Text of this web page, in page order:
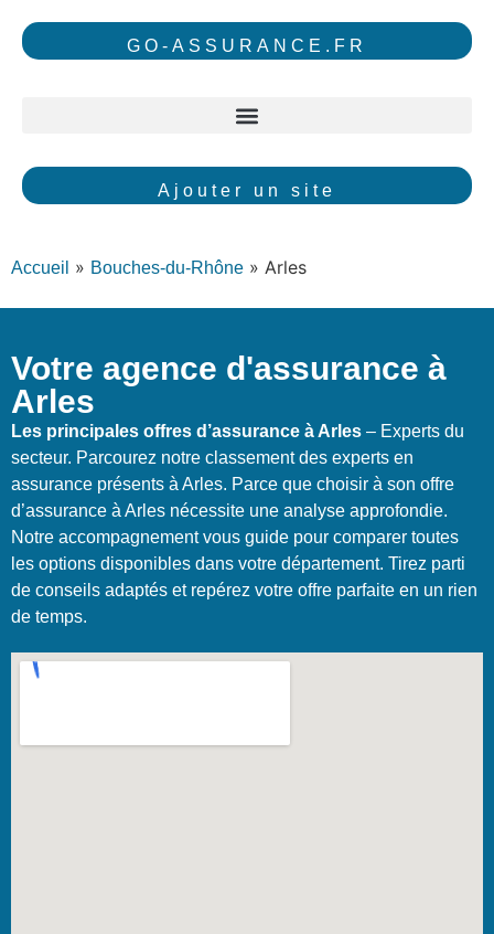
GO-ASSURANCE.FR
Ajouter un site
Accueil » Bouches-du-Rhône » Arles
Votre agence d'assurance à
Arles
Les principales offres d’assurance à Arles – Experts du
secteur. Parcourez notre classement des experts en
assurance présents à Arles. Parce que choisir à son offre
d’assurance à Arles nécessite une analyse approfondie.
Notre accompagnement vous guide pour comparer toutes
les options disponibles dans votre département. Tirez parti
de conseils adaptés et repérez votre offre parfaite en un rien
de temps.